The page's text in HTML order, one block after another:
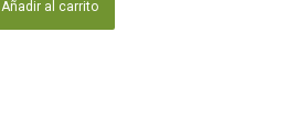
Añadir al carrito